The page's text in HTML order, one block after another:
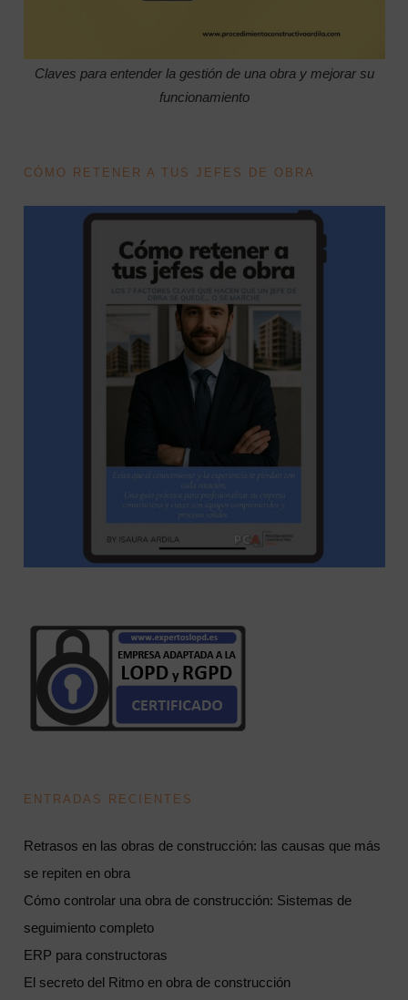
Claves para entender la gestión de una obra y mejorar su
funcionamiento
CÓMO RETENER A TUS JEFES DE OBRA
ENTRADAS RECIENTES
Retrasos en las obras de construcción: las causas que más
se repiten en obra
Cómo controlar una obra de construcción: Sistemas de
seguimiento completo
ERP para constructoras
El secreto del Ritmo en obra de construcción